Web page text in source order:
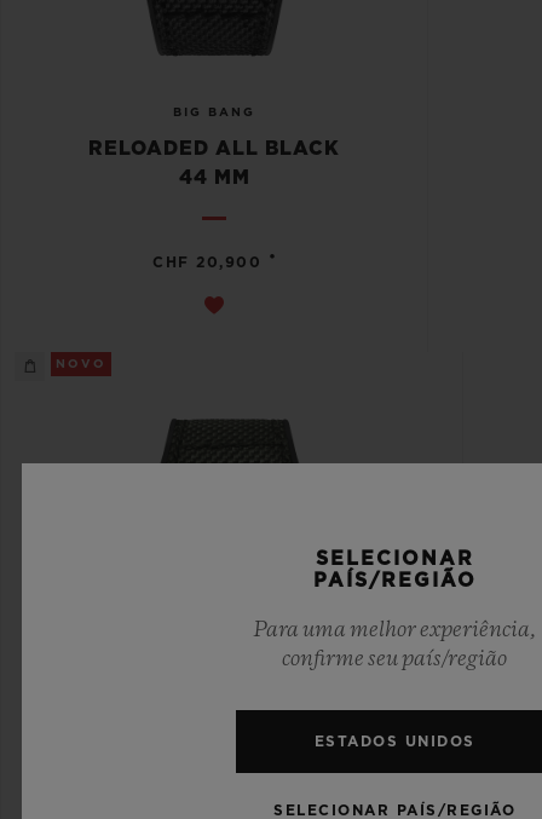
BIG BANG
RELOADED ALL BLACK
44 MM
CHF 20,900 •
NOVO
SELECIONAR
PAÍS/REGIÃO
Para uma melhor experiência,
confirme seu país/região
ESTADOS UNIDOS
SELECIONAR PAÍS/REGIÃO